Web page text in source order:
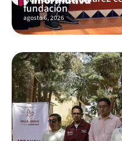
fundación
agosto 6, 2026